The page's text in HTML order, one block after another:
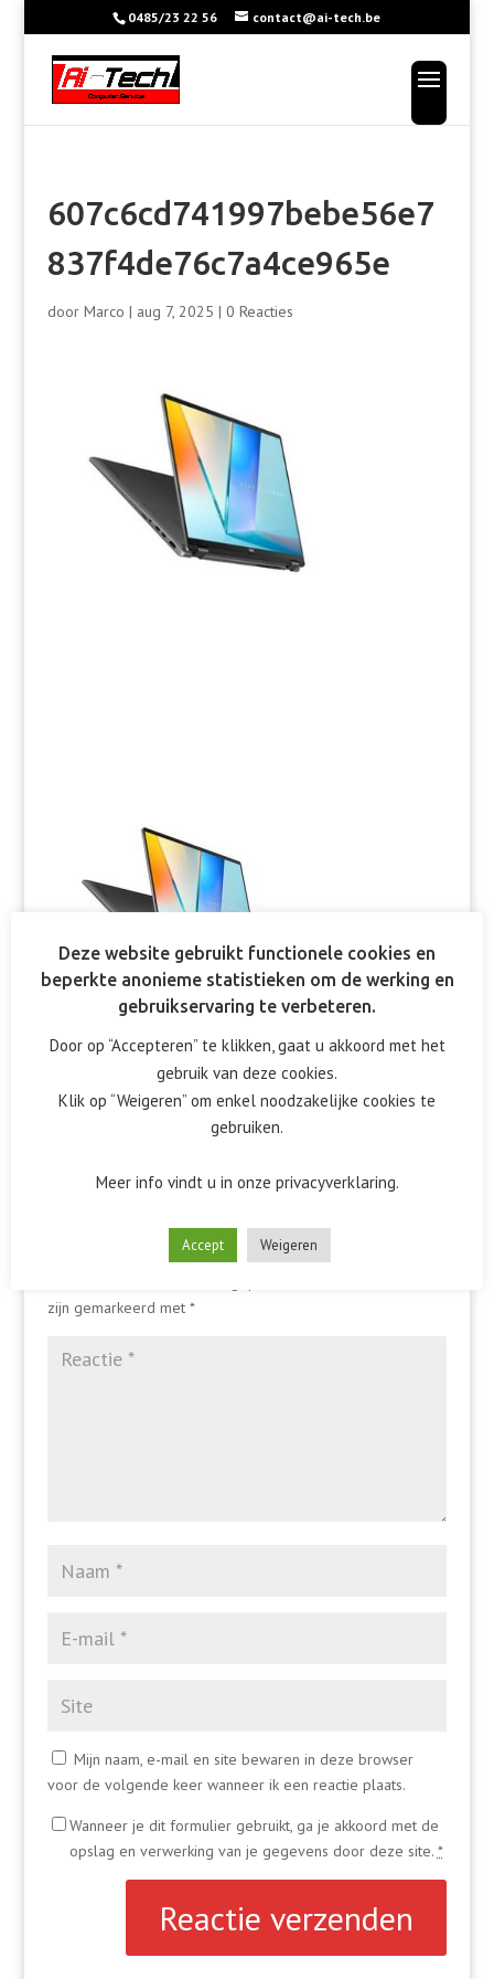
0485/23 22 56 contact@ai-tech.be
607c6cd741997bebe56e7
837f4de76c7a4ce965e
door Marco | aug 7, 2025 | 0 Reacties
Reactie verzenden
zijn gemarkeerd met *
Mijn naam, e-mail en site bewaren in deze browser
voor de volgende keer wanneer ik een reactie plaats.
Wanneer je dit formulier gebruikt, ga je akkoord met de
opslag en verwerking van je gegevens door deze site. *
Deze website gebruikt functionele cookies en
beperkte anonieme statistieken om de werking en
gebruikservaring te verbeteren.
Door op “Accepteren” te klikken, gaat u akkoord met het
gebruik van deze cookies.
Klik op “Weigeren” om enkel noodzakelijke cookies te
gebruiken.
Meer info vindt u in onze privacyverklaring.
Accept Weigeren